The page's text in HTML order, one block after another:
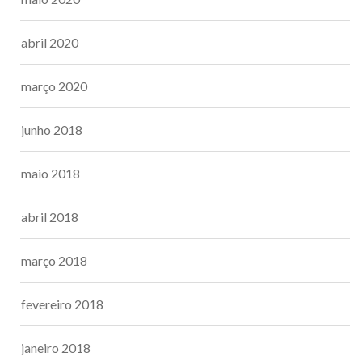
abril 2020
março 2020
junho 2018
maio 2018
abril 2018
março 2018
fevereiro 2018
janeiro 2018